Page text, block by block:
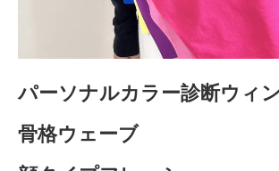
パーソナルカラー診断ウィ
骨格ウェーブ